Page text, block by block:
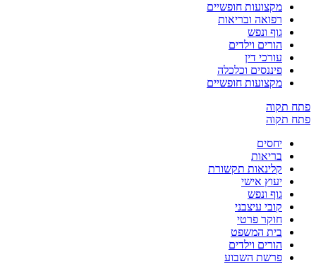
מקצועות חופשיים
רפואה ובריאות
גוף ונפש
הורים וילדים
עורכי דין
פיננסים וכלכלה
מקצועות חופשיים
תקוה
תקוה
יחסים
בריאות
קלינאות תקשורת
יעוץ אישי
גוף ונפש
קובי עיצבני
חוקר פרטי
בית המשפט
הורים וילדים
פרשת השבוע